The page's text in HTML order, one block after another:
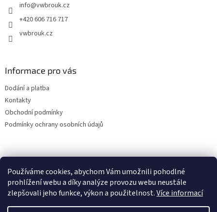
Používáme cookies, abychom Vám umožnili pohodlné
prohlížení webu a díky analýze provozu webu neustále
zlepšovali jeho funkce, výkon a použitelnost.Více informací
info@vwbrouk.cz
+420 606 716 717
vwbrouk.cz
Informace pro vás
Dodání a platba
Kontakty
Obchodní podmínky
Podmínky ochrany osobních údajů